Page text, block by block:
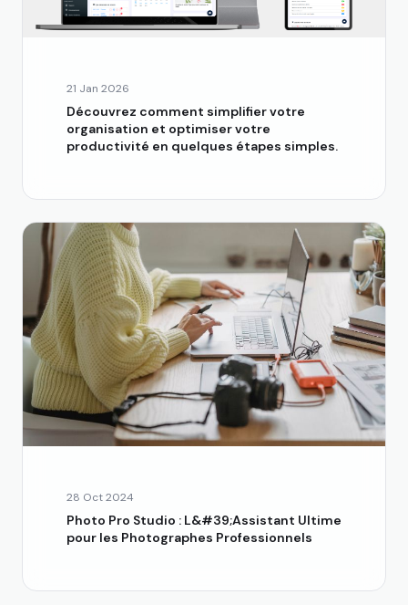
21 Jan 2026
Découvrez comment simplifier votre
organisation et optimiser votre
productivité en quelques étapes simples.
28 Oct 2024
Photo Pro Studio : L&#39;Assistant Ultime
pour les Photographes Professionnels